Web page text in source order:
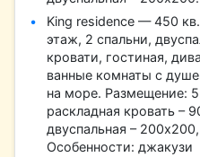
King residence — 450
этаж, 2 спальни,
кровати, гостиная,
ванные комнаты с
на море. Размещение:
раскладная кровать –
двуспальная –
Особенности: джакузи